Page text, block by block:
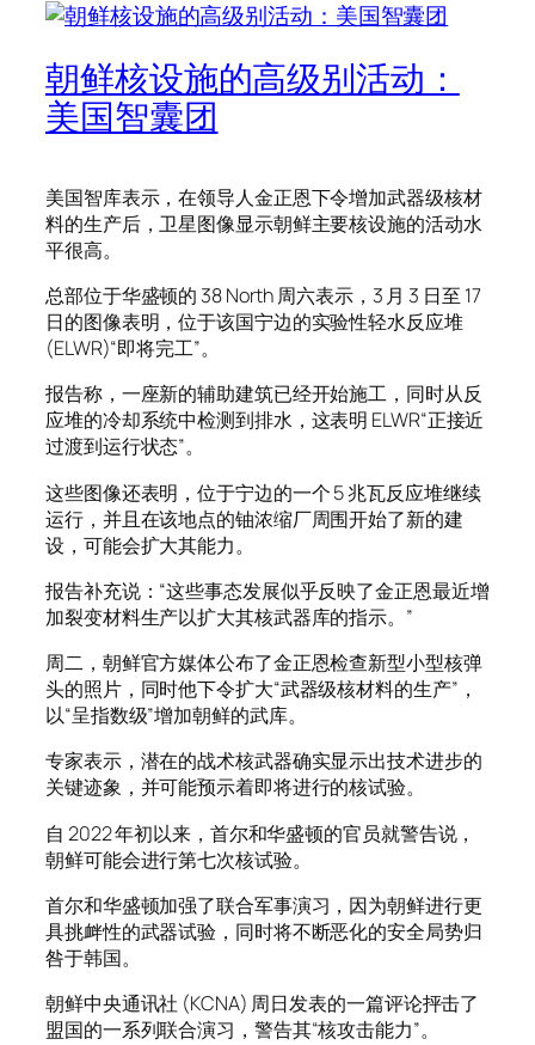
朝鲜核设施的高级别活动：
美国智囊团
美国智库表示，在领导人金正恩下令增加武器级核材
料的生产后，卫星图像显示朝鲜主要核设施的活动水
平很高。
总部位于华盛顿的 38 North 周六表示，3 月 3 日至 17
日的图像表明，位于该国宁边的实验性轻水反应堆
(ELWR)“即将完工”。
报告称，一座新的辅助建筑已经开始施工，同时从反
应堆的冷却系统中检测到排水，这表明 ELWR“正接近
过渡到运行状态”。
这些图像还表明，位于宁边的一个 5 兆瓦反应堆继续
运行，并且在该地点的铀浓缩厂周围开始了新的建
设，可能会扩大其能力。
报告补充说：“这些事态发展似乎反映了金正恩最近增
加裂变材料生产以扩大其核武器库的指示。”
周二，朝鲜官方媒体公布了金正恩检查新型小型核弹
头的照片，同时他下令扩大“武器级核材料的生产”，
以“呈指数级”增加朝鲜的武库。
专家表示，潜在的战术核武器确实显示出技术进步的
关键迹象，并可能预示着即将进行的核试验。
自 2022 年初以来，首尔和华盛顿的官员就警告说，
朝鲜可能会进行第七次核试验。
首尔和华盛顿加强了联合军事演习，因为朝鲜进行更
具挑衅性的武器试验，同时将不断恶化的安全局势归
咎于韩国。
朝鲜中央通讯社 (KCNA) 周日发表的一篇评论抨击了
盟国的一系列联合演习，警告其“核攻击能力”。